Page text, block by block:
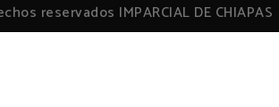
reservados IMPARCIAL DE CHIAPAS